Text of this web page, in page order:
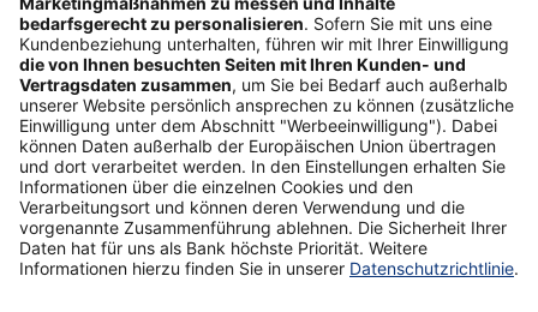
Nachhaltigkeit
ETF-Sparplanrechner
Beliebt
Umzugskredit
Gemeinschaftskonto
ETFs
Gehaltskonto
Anschlussfinanzierung